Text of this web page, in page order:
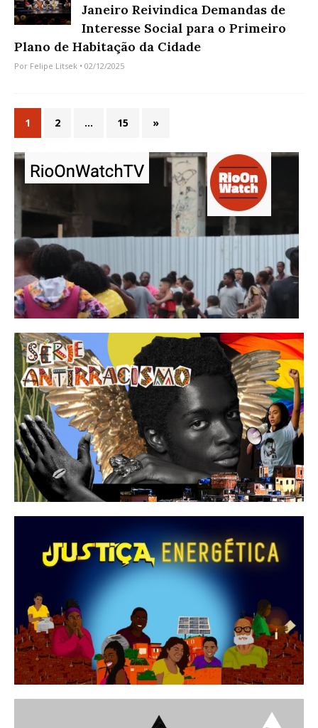
Janeiro Reivindica Demandas de
Interesse Social para o Primeiro
Plano de Habitação da Cidade
Por Felipe Litsek • 02/12/2025
1 2 … 15 »